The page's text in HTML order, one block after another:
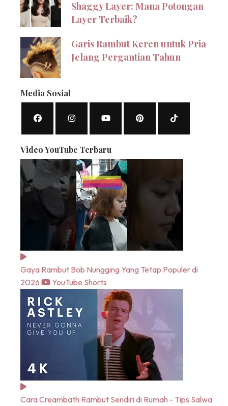
Shaggy Layer: Mana Potongan
Layer Terbaik?
Garis Rambut Keren untuk Pria
Jelang Pergantian Tahun
Media Sosial
Video YouTube Terbaru
Gaya Rambut Bob Nungging Yang Tetap Populer di
2026
YouTube Shorts
Cara Creambath Rambut Sendiri di Rumah - Tips Salwa